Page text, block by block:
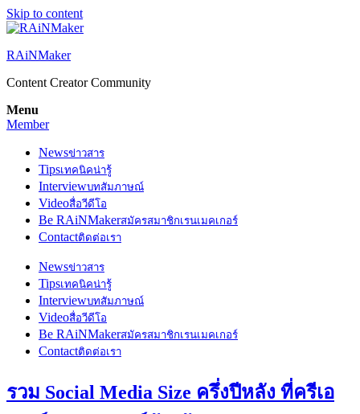
Skip to content
RAiNMaker
Content Creator Community
Menu
Member
Newsข่าวสาร
Tipsเทคนิคน่ารู้
Interviewบทสัมภาษณ์
Videoสื่อวีดีโอ
Be RAiNMakerสมัครสมาชิกเรนเมคเกอร์
Contactติดต่อเรา
Newsข่าวสาร
Tipsเทคนิคน่ารู้
Interviewบทสัมภาษณ์
Videoสื่อวีดีโอ
Be RAiNMakerสมัครสมาชิกเรนเมคเกอร์
Contactติดต่อเรา
รวม Social Media Size ครึ่งปีหลัง ที่ครีเอ